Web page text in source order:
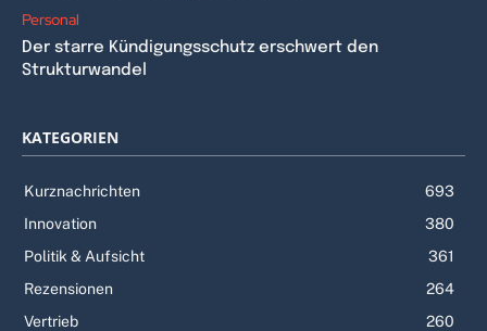
Personal
Der starre Kündigungsschutz erschwert den
Strukturwandel
KATEGORIEN
Kurznachrichten
693
Innovation
380
Politik & Aufsicht
361
Rezensionen
264
Vertrieb
260